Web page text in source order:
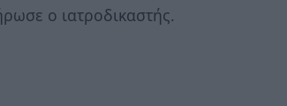
ο ιατροδικαστής.